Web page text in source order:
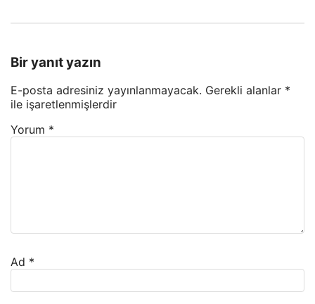
Bir yanıt yazın
E-posta adresiniz yayınlanmayacak. Gerekli alanlar *
ile işaretlenmişlerdir
Yorum *
Ad *